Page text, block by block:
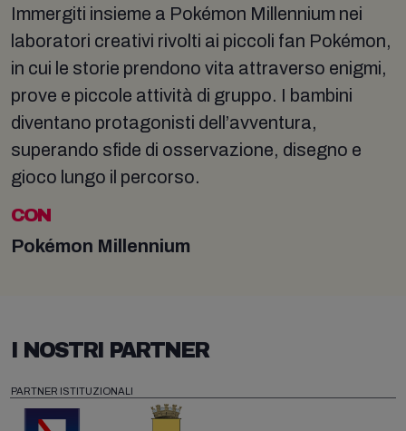
Immergiti insieme a Pokémon Millennium nei
laboratori creativi rivolti ai piccoli fan Pokémon,
in cui le storie prendono vita attraverso enigmi,
prove e piccole attività di gruppo. I bambini
diventano protagonisti dell’avventura,
superando sfide di osservazione, disegno e
gioco lungo il percorso.
CON
Pokémon Millennium
I NOSTRI PARTNER
PARTNER ISTITUZIONALI